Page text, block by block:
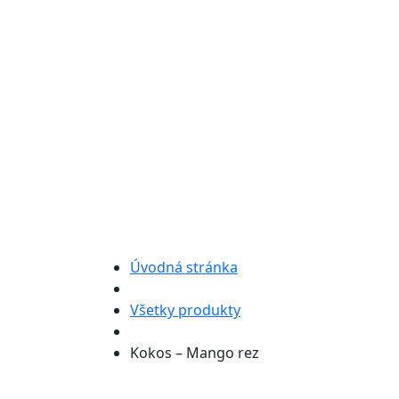
Úvodná stránka
Všetky produkty
Kokos – Mango rez